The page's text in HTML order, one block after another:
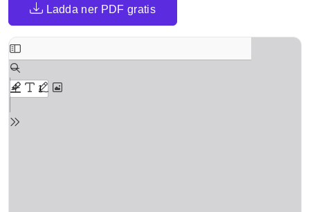
Ladda ner PDF gratis